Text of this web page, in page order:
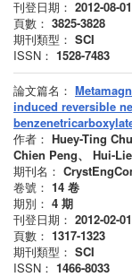
刊登日期： 2012-08-01
頁數： 3825-3828
期刊類型： SCI
ISSN： 1528-7483
論文篇名：
induced reversible
作者： Huey-Ting
Chien Peng、 Hui-
期刊名：
卷號： 14 卷
期別： 4 期
刊登日期： 2012-02-01
頁數： 1317-1323
期刊類型： SCI
ISSN： 1466-8033